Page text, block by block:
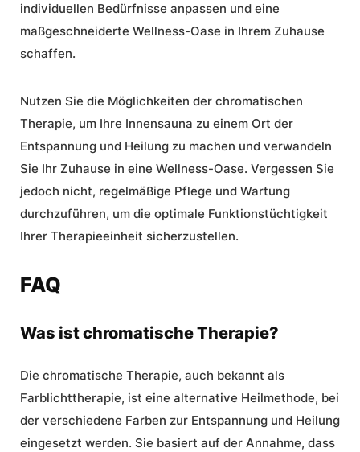
individuellen Bedürfnisse anpassen und eine
maßgeschneiderte Wellness-Oase in Ihrem Zuhause
schaffen.
Nutzen Sie die Möglichkeiten der chromatischen
Therapie, um Ihre Innensauna zu einem Ort der
Entspannung und Heilung zu machen und verwandeln
Sie Ihr Zuhause in eine Wellness-Oase. Vergessen Sie
jedoch nicht, regelmäßige Pflege und Wartung
durchzuführen, um die optimale Funktionstüchtigkeit
Ihrer Therapieeinheit sicherzustellen.
FAQ
Was ist chromatische Therapie?
Die chromatische Therapie, auch bekannt als
Farblichttherapie, ist eine alternative Heilmethode, bei
der verschiedene Farben zur Entspannung und Heilung
eingesetzt werden. Sie basiert auf der Annahme, dass